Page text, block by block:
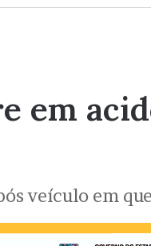
em
veículo em